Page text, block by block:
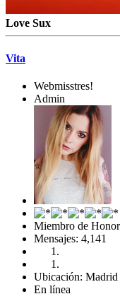
Love Sux
Vita
Webmisstres!
Admin
Miembro de Honor
Mensajes: 4,141
Ubicación: Madrid
En línea